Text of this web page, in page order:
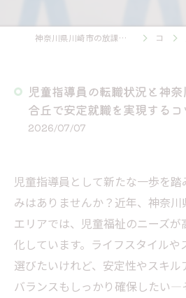
神奈川県川崎市の放課後等デイサービスの求人なら株式会社B-POWER コラム
児童指導員の転職状況と神
合丘で安定就職を実現するコ
2026/07/07
児童指導員として新たな一歩を
みはありませんか？近年、神奈
エリアでは、児童福祉のニーズ
化しています。ライフスタイルや
選びたいけれど、安定性やスキ
バランスもしっかり確保したい—